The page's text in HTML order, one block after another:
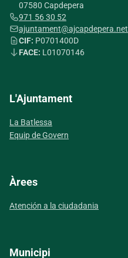
07580 Capdepera
971 56 30 52
ajuntament@ajcapdepera.net
CIF: P0701400D
FACE: L01070146
L'Ajuntament
La Batlessa
Equip de Govern
Àrees
Atención a la ciudadania
Municipi